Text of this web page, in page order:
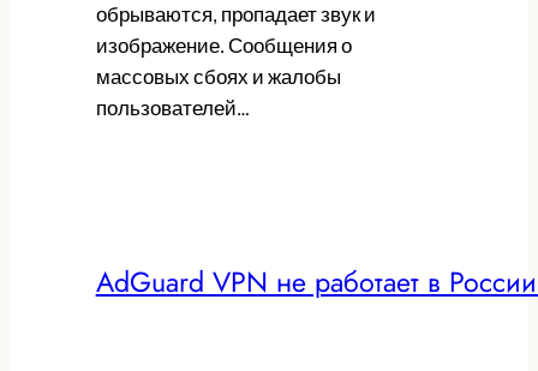
обрываются, пропадает звук и
изображение. Сообщения о
массовых сбоях и жалобы
пользователей…
AdGuard VPN не работает в